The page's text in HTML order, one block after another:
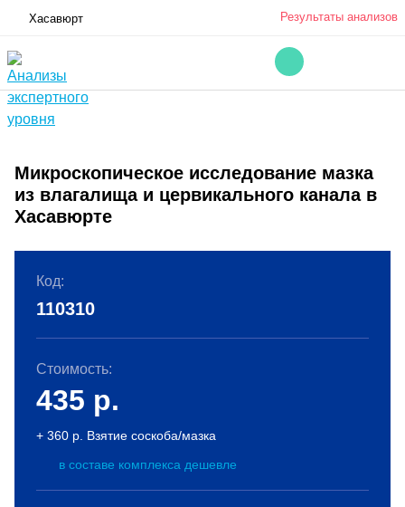
Хасавюрт Результаты анализов
Микроскопическое исследование мазка
из влагалища и цервикального канала в
Хасавюрте
Код:
110310
Стоимость:
435 р.
+ 360 р. Взятие соскоба/мазка
в составе комплекса дешевле